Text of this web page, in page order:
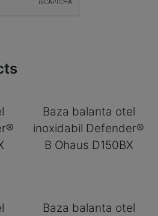
Baza balanta otel
inoxidabil Defender®
B Ohaus D150BX
Baza balanta otel